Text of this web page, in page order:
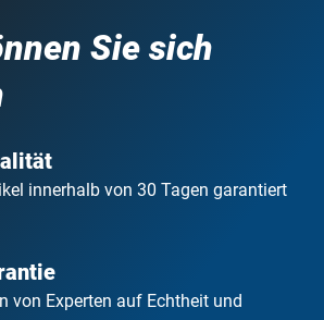
Sie sich
innerhalb von 30 Tagen garantiert
von Experten auf Echtheit und